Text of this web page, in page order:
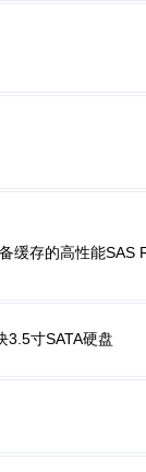
缓存的高性能SAS
3.5寸SATA硬盘